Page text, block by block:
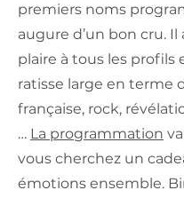
premiers noms
augure d’un bon cru.
plaire à tous les profils
ratisse large en terme
française, rock,
… La programmation
vous cherchez un
émotions ensemble.